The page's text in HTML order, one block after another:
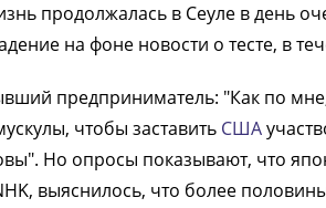
продолжалась в Сеуле в день
на фоне новости о тесте, в
предприниматель: "Как по
чтобы заставить США
Но опросы показывают, что
выяснилось, что более